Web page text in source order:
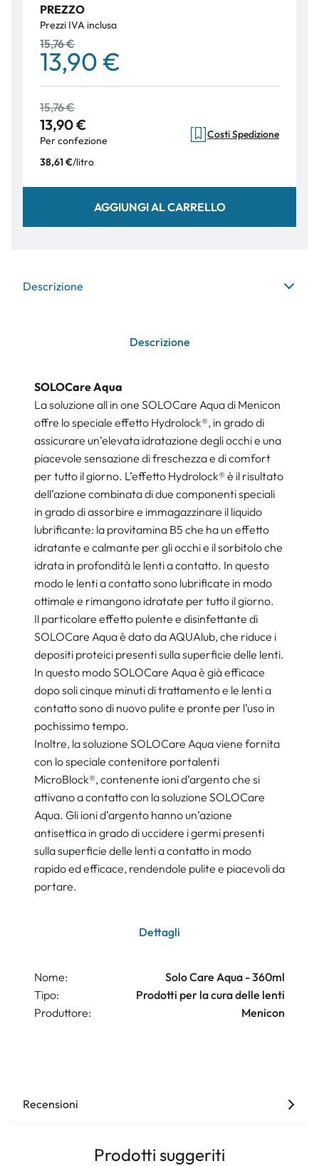
PREZZO
Prezzi IVA inclusa
15,76 €
13,90 €
15,76 €
13,90 €
Per confezione
38,61 €/litro
Costi Spedizione
AGGIUNGI AL CARRELLO
Descrizione
Descrizione
SOLOCare Aqua
La soluzione all in one SOLOCare Aqua di Menicon
offre lo speciale effetto Hydrolock®, in grado di
assicurare un’elevata idratazione degli occhi e una
piacevole sensazione di freschezza e di comfort
per tutto il giorno. L’effetto Hydrolock® è il risultato
dell’azione combinata di due componenti speciali
in grado di assorbire e immagazzinare il liquido
lubrificante: la provitamina B5 che ha un effetto
idratante e calmante per gli occhi e il sorbitolo che
idrata in profondità le lenti a contatto. In questo
modo le lenti a contatto sono lubrificate in modo
ottimale e rimangono idratate per tutto il giorno.
Il particolare effetto pulente e disinfettante di
SOLOCare Aqua è dato da AQUAlub, che riduce i
depositi proteici presenti sulla superficie delle lenti.
In questo modo SOLOCare Aqua è già efficace
dopo soli cinque minuti di trattamento e le lenti a
contatto sono di nuovo pulite e pronte per l’uso in
pochissimo tempo.
Inoltre, la soluzione SOLOCare Aqua viene fornita
con lo speciale contenitore portalenti
MicroBlock®, contenente ioni d’argento che si
attivano a contatto con la soluzione SOLOCare
Aqua. Gli ioni d’argento hanno un’azione
antisettica in grado di uccidere i germi presenti
sulla superficie delle lenti a contatto in modo
rapido ed efficace, rendendole pulite e piacevoli da
portare.
Dettagli
Nome:
Solo Care Aqua - 360ml
Tipo:
Prodotti per la cura delle lenti
Produttore:
Menicon
Recensioni
Prodotti suggeriti